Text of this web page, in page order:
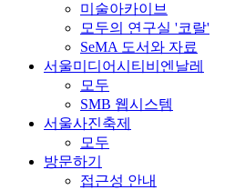
미술아카이브
모두의 연구실 '코랄'
SeMA 도서와 자료
서울미디어시티비엔날레
모두
SMB 웹시스템
서울사진축제
모두
방문하기
접근성 안내